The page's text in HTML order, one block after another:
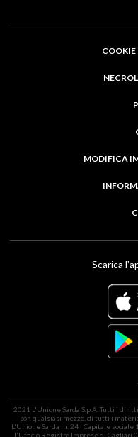
COOKIE
MODIFICA
Scarica
2021 L'Unione Sarda S.p.A. Tutti i
con qualsiasi mezzo, di tutti i
L'Unione Sarda nr. 24 | Capitale
l'Ufficio Registro Imprese di Cagliari